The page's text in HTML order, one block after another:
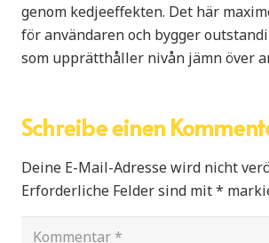
genom kedjeeffekten. Det här
för användaren och bygger
som upprätthåller nivån jämn över
Schreibe einen
Deine E-Mail-Adresse wird nicht
Erforderliche Felder sind mit*